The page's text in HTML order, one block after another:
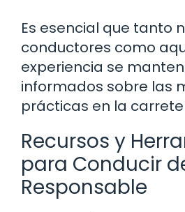
Es esencial que tanto
conductores como
experiencia se
informados sobre las
prácticas en la
Recursos y
para Conducir
Responsable